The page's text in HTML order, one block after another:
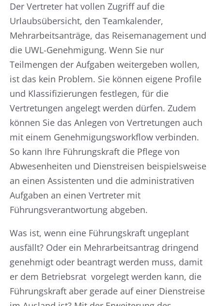
Der Vertreter hat vollen Zugriff auf die
Urlaubsübersicht, den Teamkalender,
Mehrarbeitsanträge, das Reisemanagement und
die UWL-Genehmigung. Wenn Sie nur
Teilmengen der Aufgaben weitergeben wollen,
ist das kein Problem. Sie können eigene Profile
und Klassifizierungen festlegen, für die
Vertretungen angelegt werden dürfen. Zudem
können Sie das Anlegen von Vertretungen auch
mit einem Genehmigungsworkflow verbinden.
So kann Ihre Führungskraft die Pflege von
Abwesenheiten und Dienstreisen beispielsweise
an einen Assistenten und die administrativen
Aufgaben an einen Vertreter mit
Führungsverantwortung abgeben.
Was ist, wenn eine Führungskraft ungeplant
ausfällt? Oder ein Mehrarbeitsantrag dringend
genehmigt oder beantragt werden muss, damit
er dem Betriebsrat vorgelegt werden kann, die
Führungskraft aber gerade auf einer Dienstreise